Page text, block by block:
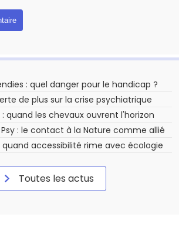
: quel danger pour le handicap ?
de plus sur la crise psychiatrique
quand les chevaux ouvrent l'horizon
: le contact à la Nature comme allié
quand accessibilité rime avec écologie
Toutes les actus